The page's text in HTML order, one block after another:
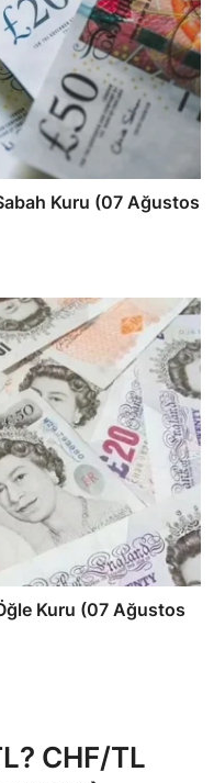
Kuru (07 Ağustos
Kuru (07 Ağustos
CHF/TL